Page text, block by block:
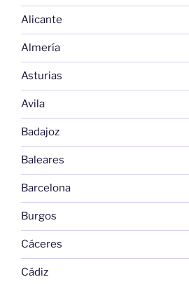
Alicante
Almería
Asturias
Avila
Badajoz
Baleares
Barcelona
Burgos
Cáceres
Cádiz